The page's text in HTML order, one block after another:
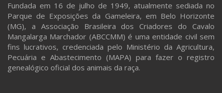
Fundada em 16 de julho de 1949, atualmente sediada no
Parque de Exposições da Gameleira, em Belo Horizonte
(MG), a Associação Brasileira dos Criadores do Cavalo
Mangalarga Marchador (ABCCMM) é uma entidade civil sem
fins lucrativos, credenciada pelo Ministério da Agricultura,
Pecuária e Abastecimento (MAPA) para fazer o registro
genealógico oficial dos animais da raça.